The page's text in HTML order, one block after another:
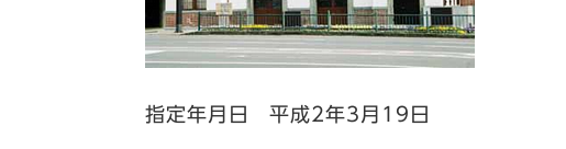
指定年月日 平成2年3月19日